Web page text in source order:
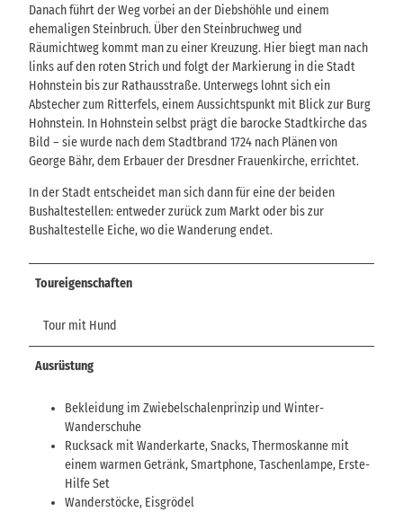
Danach führt der Weg vorbei an der Diebshöhle und einem
ehemaligen Steinbruch. Über den Steinbruchweg und
Räumichtweg kommt man zu einer Kreuzung. Hier biegt man nach
links auf den roten Strich und folgt der Markierung in die Stadt
Hohnstein bis zur Rathausstraße. Unterwegs lohnt sich ein
Abstecher zum Ritterfels, einem Aussichtspunkt mit Blick zur Burg
Hohnstein. In Hohnstein selbst prägt die barocke Stadtkirche das
Bild – sie wurde nach dem Stadtbrand 1724 nach Plänen von
George Bähr, dem Erbauer der Dresdner Frauenkirche, errichtet.
In der Stadt entscheidet man sich dann für eine der beiden
Bushaltestellen: entweder zurück zum Markt oder bis zur
Bushaltestelle Eiche, wo die Wanderung endet.
Toureigenschaften
Tour mit Hund
Ausrüstung
Bekleidung im Zwiebelschalenprinzip und Winter-
Wanderschuhe
Rucksack mit Wanderkarte, Snacks, Thermoskanne mit
einem warmen Getränk, Smartphone, Taschenlampe, Erste-
Hilfe Set
Wanderstöcke, Eisgrödel